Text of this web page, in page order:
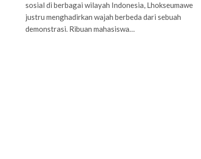
sosial di berbagai wilayah Indonesia, Lhokseumawe
justru menghadirkan wajah berbeda dari sebuah
demonstrasi. Ribuan mahasiswa…